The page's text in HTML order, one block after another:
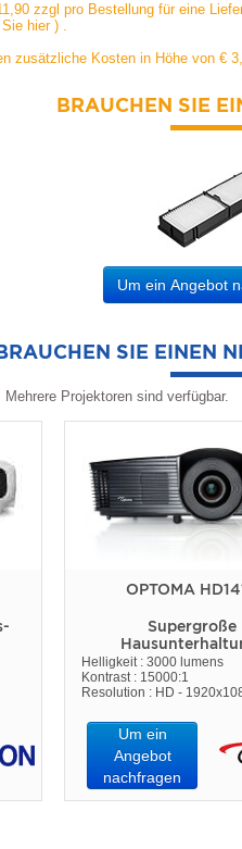
zzgl pro Bestellung für eine
hier) .
zusätzliche Kosten in Höhe von €
BRAUCHEN SIE
Um ein Angebot
SIE EINEN
Mehrere Projektoren sind verfügbar.
OPTOMA
Supergroße
Helligkeit : 3000 lumens
Kontrast : 15000:1
Resolution : HD -
Um ein
Angebot
nachfragen